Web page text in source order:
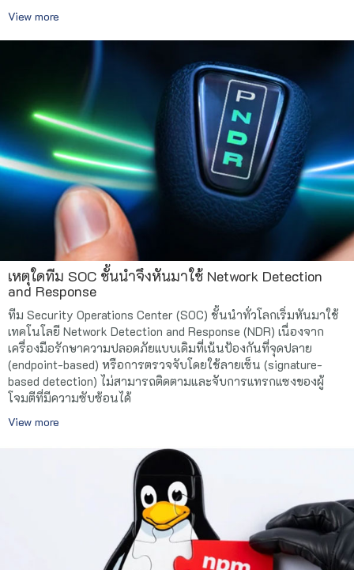
View more
เหตุใดทีม SOC ชั้นนำจึงหันมาใช้ Network Detection
and Response
ทีม Security Operations Center (SOC) ชั้นนำทั่วโลกเริ่มหันมาใช้
เทคโนโลยี Network Detection and Response (NDR) เนื่องจาก
เครื่องมือรักษาความปลอดภัยแบบเดิมที่เน้นป้องกันที่จุดปลาย
(endpoint-based) หรือการตรวจจับโดยใช้ลายเซ็น (signature-
based detection) ไม่สามารถติดตามและจับการแทรกแซงของผู้
โจมตีที่มีความซับซ้อนได้
View more